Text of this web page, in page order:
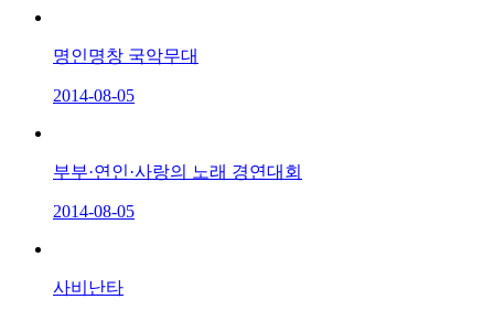
명인명창 국악무대
2014-08-05
부부·연인·사랑의 노래 경연대회
2014-08-05
사비난타